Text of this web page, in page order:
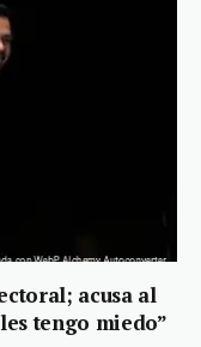
acusa al
tengo miedo”